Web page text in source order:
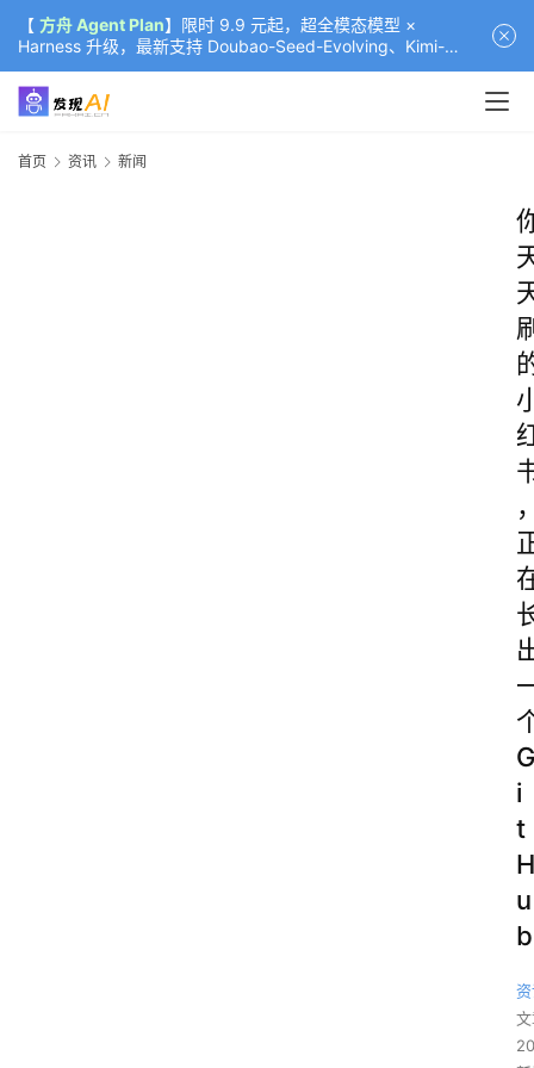
【 方舟 Agent Plan】限时 9.9 元起，超全模态模型 ×
Harness 升级，最新支持 Doubao-Seed-Evolving、Kimi-
K3（部分）、GLM-5.2
首页 资讯 新闻
G
i
t
H
u
b